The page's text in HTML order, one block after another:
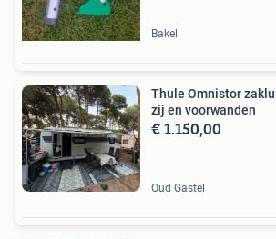
Bakel
Thule Omnistor
zij en voorwanden
€ 1.150,00
Oud Gastel